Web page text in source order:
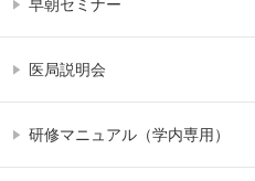
早朝セミナー
医局説明会
研修マニュアル（学内専用）